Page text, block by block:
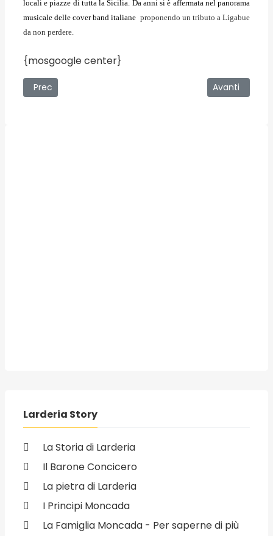
locali e piazze di tutta la Sicilia. Da anni si è affermata nel panorama
musicale delle cover band italiane proponendo un tributo a Ligabue
da non perdere.
{mosgoogle center}
Articolo precedente: 02/01/2009 - Rilascio Carte
Prec Articolo
Avanti
Larderia Story
La Storia di Larderia
Il Barone Concicero
La pietra di Larderia
I Principi Moncada
La Famiglia Moncada - Per saperne di più